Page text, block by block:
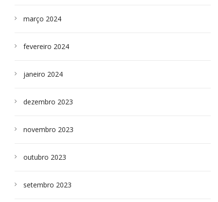
março 2024
fevereiro 2024
janeiro 2024
dezembro 2023
novembro 2023
outubro 2023
setembro 2023